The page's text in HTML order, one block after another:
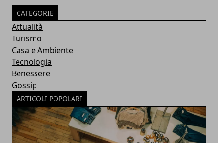
CATEGORIE
Attualità
Turismo
Casa e Ambiente
Tecnologia
Benessere
Gossip
ARTICOLI POPOLARI